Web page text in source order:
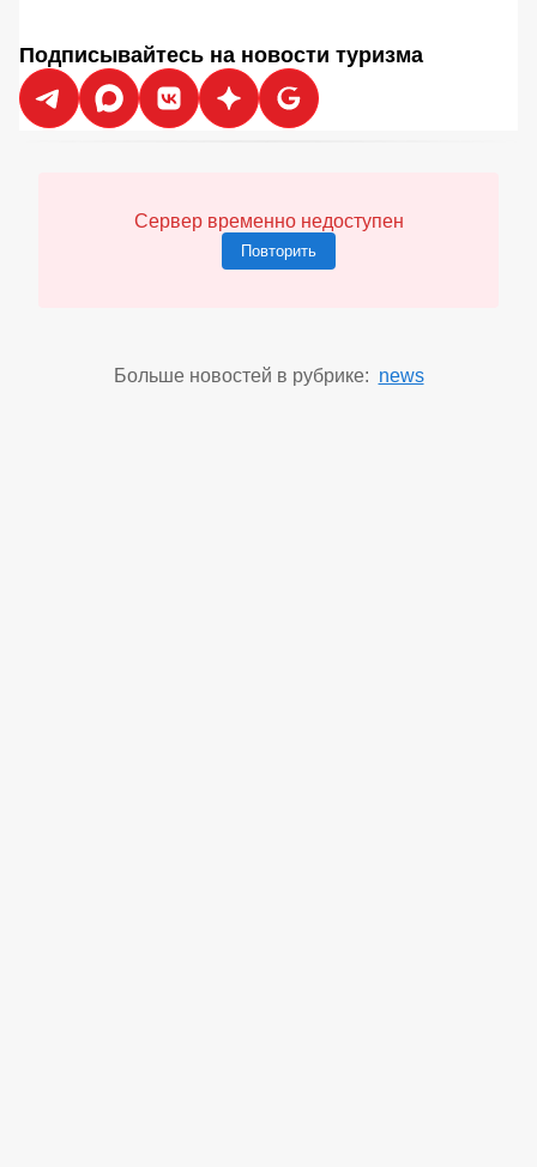
Подписывайтесь на новости туризма
Сервер временно недоступен
Повторить
Больше новостей в рубрике: news